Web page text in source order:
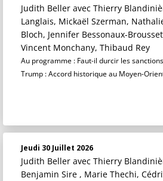
Judith Beller avec Thierry
Langlais, Mickaël Szerman,
Bloch, Jennifer Bessonaux-
Vincent Monchany, Thibaud Rey
Au programme : Faut-il durcir les
Trump : Accord historique au Moyen-
Jeudi 30 Juillet 2026
Judith Beller avec Thierry
Benjamin Sire , Marie Thechi,